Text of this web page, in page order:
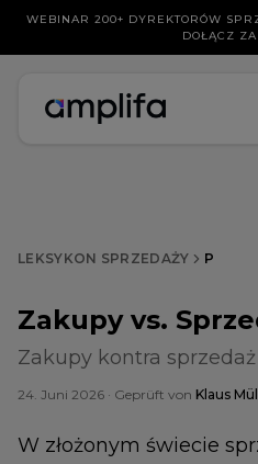
WEBINAR 200+ DYREKTORÓW
DOŁĄCZ
LEKSYKON SPRZEDAŻY P
Zakupy vs.
Zakupy kontra
24. Juni 2026 · Geprüft von Klaus
W złożonym świecie